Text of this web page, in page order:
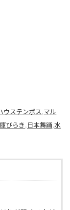
ウステンボス,マル
びらき,日本舞踊,水